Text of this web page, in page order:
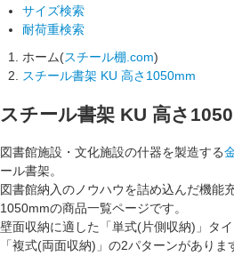
サイズ検索
耐荷重検索
ホーム(スチール棚.com)
スチール書架 KU 高さ1050mm
スチール書架 KU 高さ
図書館施設・文化施設の什器を製造する
ール書架。
図書館納入のノウハウを詰め込んだ機能
1050mmの商品一覧ページです。
壁面収納に適した「単式(片側収納)」タイ
「複式(両面収納)」の2パターンがありま